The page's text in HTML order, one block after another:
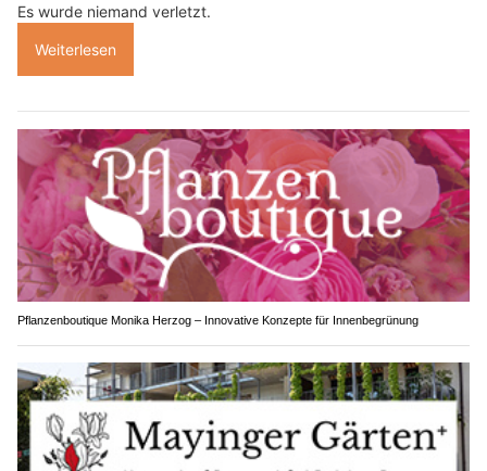
Es wurde niemand verletzt.
Weiterlesen
Pflanzenboutique Monika Herzog – Innovative Konzepte für Innenbegrünung